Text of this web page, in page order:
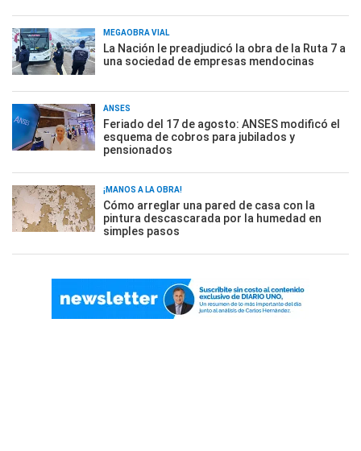
MEGAOBRA VIAL
La Nación le preadjudicó la obra de la Ruta 7 a
una sociedad de empresas mendocinas
ANSES
Feriado del 17 de agosto: ANSES modificó el
esquema de cobros para jubilados y
pensionados
¡MANOS A LA OBRA!
Cómo arreglar una pared de casa con la
pintura descascarada por la humedad en
simples pasos